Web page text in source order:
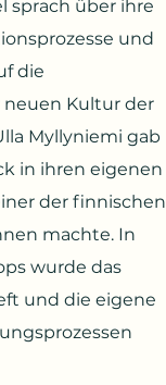
sprach über ihre
und
die
Kultur der
Myllyniemi gab
in ihren eigenen
der finnischen
machte. In
wurde das
und die eigene